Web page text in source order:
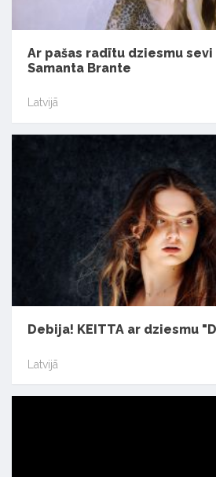
Ar pašas radītu dziesmu
Samanta Brante
Latvijā
Debija! KEITTA ar dziesmu
Latvijā